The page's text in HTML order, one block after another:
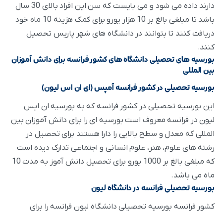
دارند داده می شود و می بایست که سن این افراد بالای 30 سال
باشد تا مبلغی بالغ بر 10 هزار یورو برای کمک هزینه 10 ماه خود
دریافت کنند تا بتوانند در دانشگاه های شهر پاریس تحصیل
کنند.
بورسیه های تحصیلی دانشگاه های کشور فرانسه برای دانش آموزان
بین المللی
بورسیه تحصیلی در کشور فرانسه آمپس (ای ان اس لیون)
این بورسیه تحصیلی در کشور فرانسه که به بورسیه ان ایس
لیون در فرانسه معروف است بورسیه ای را برای دانش آموزان بین
المللی که معدل و سطح بالایی را دارا هستند برای تحصیل در
رشته های علوم، هنر، علوم انسانی و اجتماعی تدارک دیده است
که مبلغی بالغ بر 1000 یورو برای تحصیل دانش آموز به مدت 10
ماه می باشد.
بورسیه تحصیلی فرانسه در دانشگاه لیون
کشور فرانسه بورسیه تحصیلی دانشگاه لیون فرانسه را برای